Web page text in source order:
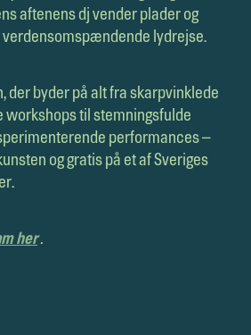
aftenens dj vender plader og
verdensomspændende lydrejse.
der byder på alt fra skarpvinklede
workshops til stemningsfulde
performances –
og gratis på et af Sveriges
her.